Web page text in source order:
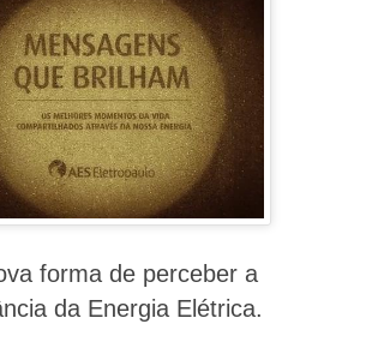
forma de perceber a
da Energia Elétrica.